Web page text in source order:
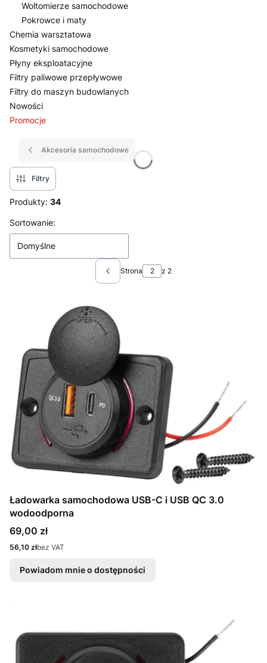
Woltomierze samochodowe
Pokrowce i maty
Chemia warsztatowa
Kosmetyki samochodowe
Płyny eksploatacyjne
Filtry paliwowe przepływowe
Filtry do maszyn budowlanych
Nowości
Promocje
Akcesoria samochodowe
Filtry
Produkty: 34
Lista produktów
Sortowanie:
Domyślne
Poprzednie produkty
Strona z 2
Ładowarka samochodowa USB-C i USB QC 3.0
wodoodporna
Cena
69,00 zł
Cena
56,10 złbez VAT
Powiadom mnie o dostępności